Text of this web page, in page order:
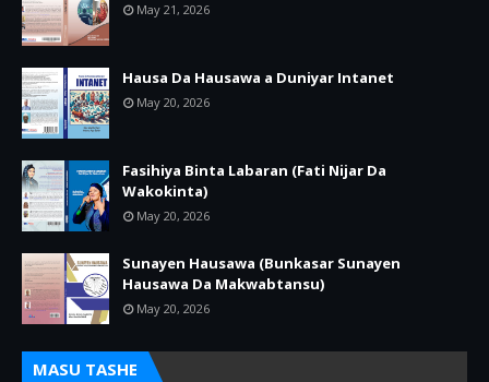
May 21, 2026
Hausa Da Hausawa a Duniyar Intanet
May 20, 2026
Fasihiya Binta Labaran (Fati Nijar Da
Wakokinta)
May 20, 2026
Sunayen Hausawa (Bunkasar Sunayen
Hausawa Da Makwabtansu)
May 20, 2026
MASU TASHE